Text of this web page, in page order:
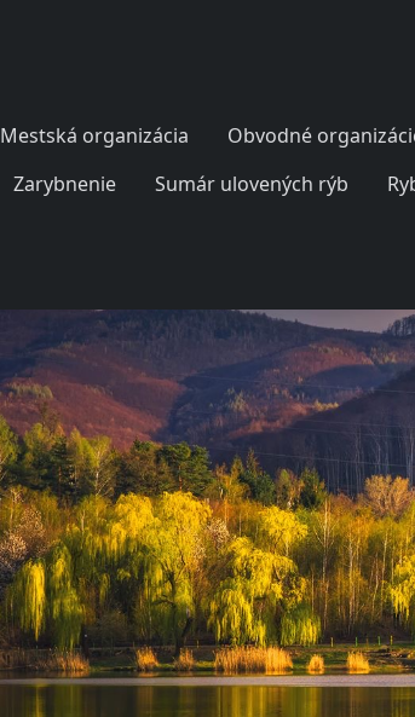
Mestská organizácia Obvodné
Zarybnenie Sumár ulovených rýb